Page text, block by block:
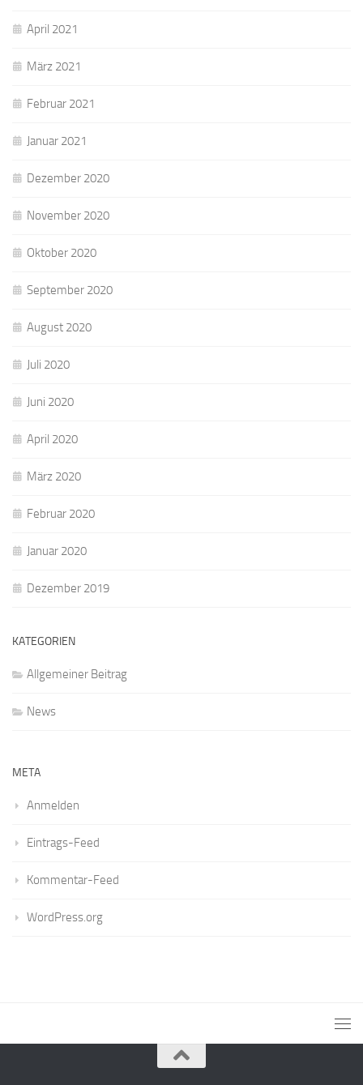
April 2021
März 2021
Februar 2021
Januar 2021
Dezember 2020
November 2020
Oktober 2020
September 2020
August 2020
Juli 2020
Juni 2020
April 2020
März 2020
Februar 2020
Januar 2020
Dezember 2019
KATEGORIEN
Allgemeiner Beitrag
News
META
Anmelden
Eintrags-Feed
Kommentar-Feed
WordPress.org